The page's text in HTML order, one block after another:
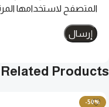
المتصفح لاستخدامها
Related Products
-50%